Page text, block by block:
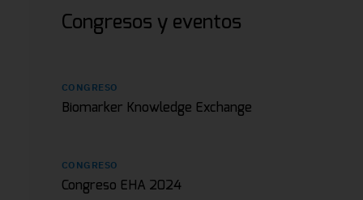
Congresos y eventos
CONGRESO
Biomarker Knowledge Exchange
CONGRESO
Congreso EHA 2024